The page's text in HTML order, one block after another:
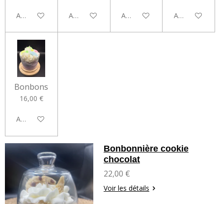
Ajouter au panierAjouter au panierAjouter au panierAjouter au
Bonbons
16,00 €
Ajouter au panier
Bonbonnière cookie
chocolat
22,00 €
Voir les détails